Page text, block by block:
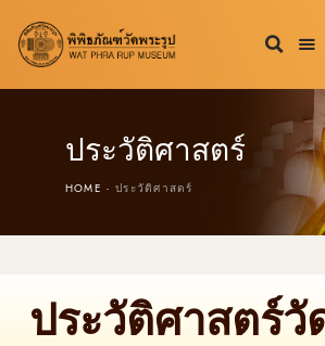
ประวัติศาสตร์
HOME ประวัติศาสตร์
ประวัติศาสตร์วั